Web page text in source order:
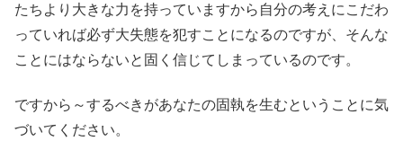
たちより大きな力を持っていますから自分の考えにこだわ
っていれば必ず大失態を犯すことになるのですが、そんな
ことにはならないと固く信じてしまっているのです。
ですから～するべきがあなたの固執を生むということに気
づいてください。